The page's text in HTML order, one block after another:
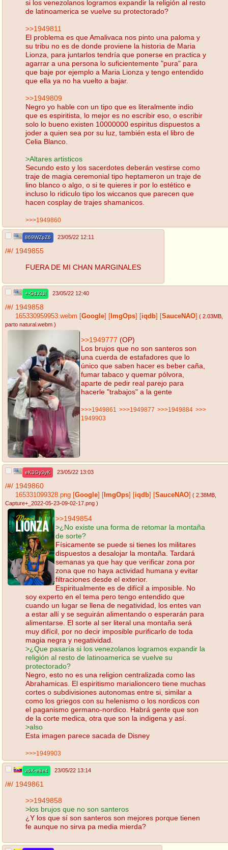
si los venezolanos logramos expandir la religión al resto
de latinoamerica se vuelve su protectorado?
>>1949811
El problema es que Amalivaca nos pinto una paloma y
su tribu no es de donde proviene la historia de Maria
Lionza, para juntarlos tendría que ponerse en practica y
agarrar a una persona lo suficientemente "pura" para
que baje por ejemplo a Maria Lionza y tengo entendido
que ella ya no ha vuelto a bajar.
>>1949809
Negro yo hable con un tipo que es literalmente indio
que es espiritista, lo mejor es no escribir eso, o escribir
solo lo bueno existen 10000000 espiritus dispuestos a
joder a quien sea por su luz, también esta el libro de
Celia Blanco.
>Altares artisticos
Secundo esto y los sacerdotes deberán vestirse como
traje de magia ceremonial tipo heptameron un traje de
lino blanco o algo, o si te quieres ir por lo estético e
incluso lo ridiculo tipo los wiccanos que parecen que
hacen cosplay de trajes shamanicos.
>>>1949860
869WZpZ6 23/05/22 12:11
/#/ 1949855
FUERA DE MI CHAN MARGINALES
+-GdJ3Jl 23/05/22 12:40
/#/ 1949858
165330959953.webm Google ImgOps iqdb SauceNAO ( 2.03MB
parto natural.webm )
>>1949777 (OP)
Los brujos que no son santeros son
una cuerda de estafadores que lo
único que saben hacer es beber caña,
fumar tabaco y quemar pólvora,
aparte de pedir real parejo para
hacerle "trabajos" a la gente
>>>1949861 >>>1949877 >>>1949884 >>>
1949903
eK3Gy3yK 23/05/22 13:03
/#/ 1949860
165331099328.png Google ImgOps iqdb SauceNAO ( 2.38MB
Capture+_2022-05-23-09-02-17.png )
>>1949854
>¿No existe una forma de retomar la montaña
de sorte?
Físicamente se puede si tienes los militares
dispuestos a desalojar la montaña. Tardará
semanas ya que hay que verificar zona por
zona que no haya actividad humana y evitar
filtraciones desde el exterior.
Espiritualmente es de difícil a imposible. No
soy experto en el tema pero tengo entendido que
cuando un lugar se llena de negatividad, los entes van
a estar allí y se seguirán alimentando o esperarán para
alimentarse. El sorte al ser literal una montaña será
muy difícil, por no decir imposible purificarlo de toda
magia negra y negatividad.
>¿Que pasaría si los venezolanos logramos expandir la
religión al resto de latinoamerica se vuelve su
protectorado?
Negro, esto no es una religion centralizada como las
Abrahamicas. El espiritismo marialioncero tiene muchas
cortes o subdivisiones autonomas entre si, similar a
como los griegos con su helenismo o los nordicos con
el paganismo germano-nordico. Habrá gente que son
de la corte medica, otra que son la indigena y así.
>also
Esta imagen parece sacada de Disney
>>>1949903
z6X-e8e4 23/05/22 13:14
/#/ 1949861
>>1949858
>los brujos que no son santeros
¿Y los que sí son santeros son mejores porque tienen
fe aunque no sirva pa media mierda?